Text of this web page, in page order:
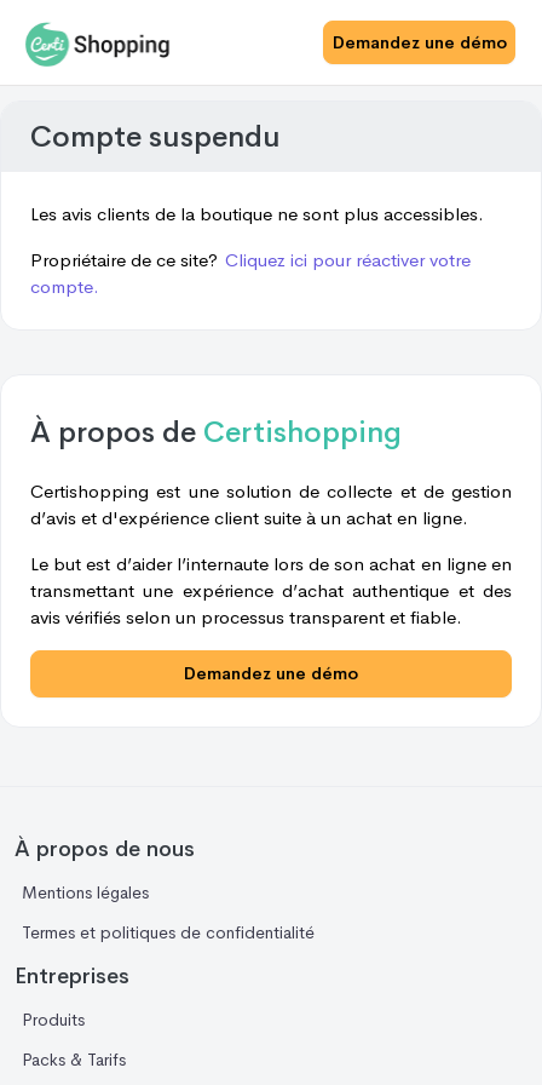
Demandez une démo
Compte suspendu
Les avis clients de la boutique ne sont plus accessibles.
Propriétaire de ce site? Cliquez ici pour réactiver votre
compte.
À propos de Certishopping
Certishopping est une solution de collecte et de gestion
d’avis et d'expérience client suite à un achat en ligne.
Le but est d’aider l’internaute lors de son achat en ligne en
transmettant une expérience d’achat authentique et des
avis vérifiés selon un processus transparent et fiable.
Demandez une démo
À propos de nous
Mentions légales
Termes et politiques de confidentialité
Entreprises
Produits
Packs & Tarifs